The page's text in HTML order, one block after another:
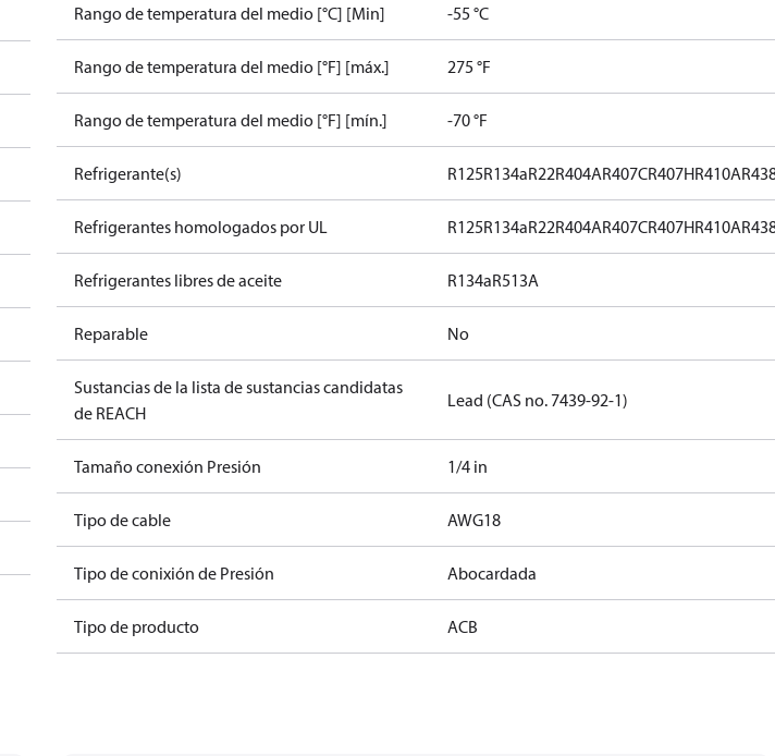
Rango de temperatura del medio [°C] [Min] -55 °C
Rango de temperatura del medio [°F] [máx.] 275 °F
Rango de temperatura del medio [°F] [mín.] -70 °F
Refrigerante(s) R125R134aR22R404AR407CR407HR410A
Refrigerantes homologados por UL R125R134aR22R404AR407CR407HR410A
Refrigerantes libres de aceite R134aR513A
Reparable No
Sustancias de la lista de sustancias candidatas
de REACH
Lead (CAS no. 7439-92-1)
Tamaño conexión Presión 1/4 in
Tipo de cable AWG18
Tipo de conixión de Presión Abocardada
Tipo de producto ACB